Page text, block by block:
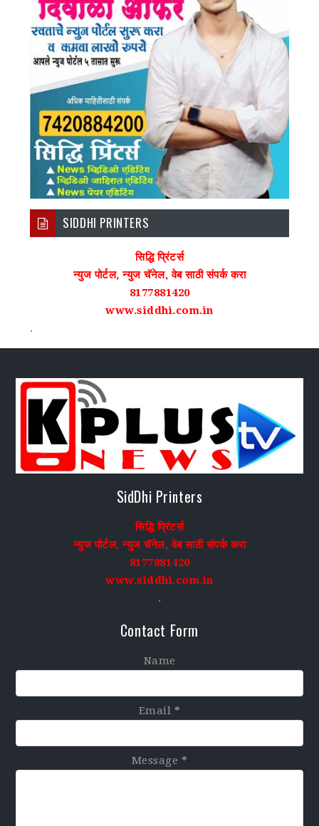
SIDDHI PRINTERS
सिद्धि प्रिंटर्स
न्युज पोर्टल, न्युज चॅनेल, वेब साठी संपर्क करा
8177881420
www.siddhi.com.in
.
SidDhi Printers
सिद्धि प्रिंटर्स
न्युज पोर्टल, न्युज चॅनेल, वेब साठी संपर्क करा
8177881420
www.siddhi.com.in
.
Contact Form
Name
Email *
Message *